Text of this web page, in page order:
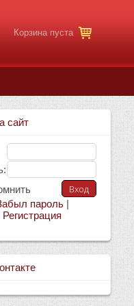
Корзина пуста
сайт
пароль|
Регистрация